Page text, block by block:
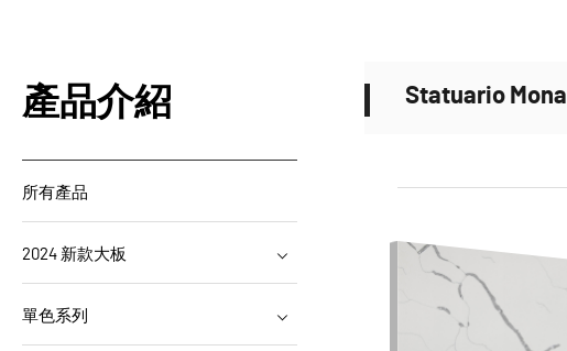
產品介紹
所有產品
2024 新款大板
單色系列
Statuario Mona